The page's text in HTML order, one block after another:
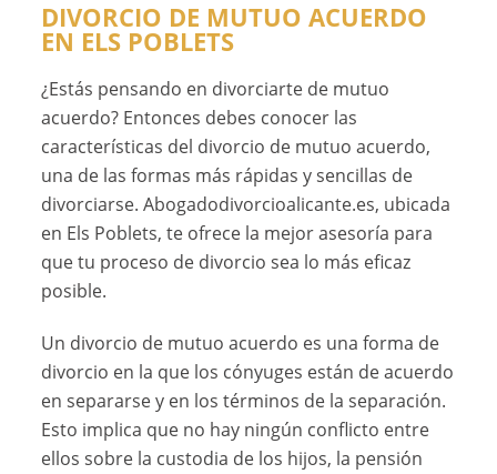
DIVORCIO DE MUTUO ACUERDO
EN ELS POBLETS
¿Estás pensando en divorciarte de mutuo
acuerdo? Entonces debes conocer las
características del divorcio de mutuo acuerdo,
una de las formas más rápidas y sencillas de
divorciarse. Abogadodivorcioalicante.es, ubicada
en Els Poblets, te ofrece la mejor asesoría para
que tu proceso de divorcio sea lo más eficaz
posible.
Un divorcio de mutuo acuerdo es una forma de
divorcio en la que los cónyuges están de acuerdo
en separarse y en los términos de la separación.
Esto implica que no hay ningún conflicto entre
ellos sobre la custodia de los hijos, la pensión